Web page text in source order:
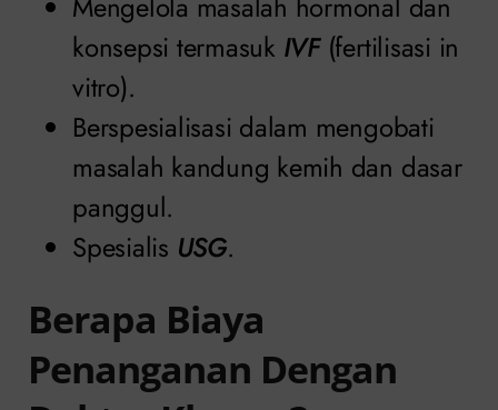
konsepsi termasuk IVF(fertilisasi in
vitro).
Berspesialisasi dalam mengobati
masalah kandung kemih dan dasar
panggul.
Spesialis USG.
Berapa Biaya
Penanganan Dengan